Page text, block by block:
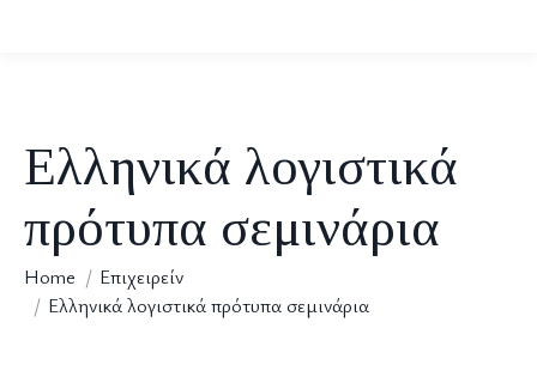
Ελληνικά λογιστικά
πρότυπα σεμινάρια
You are here:
Home
Επιχειρείν
Ελληνικά λογιστικά πρότυπα σεμινάρια